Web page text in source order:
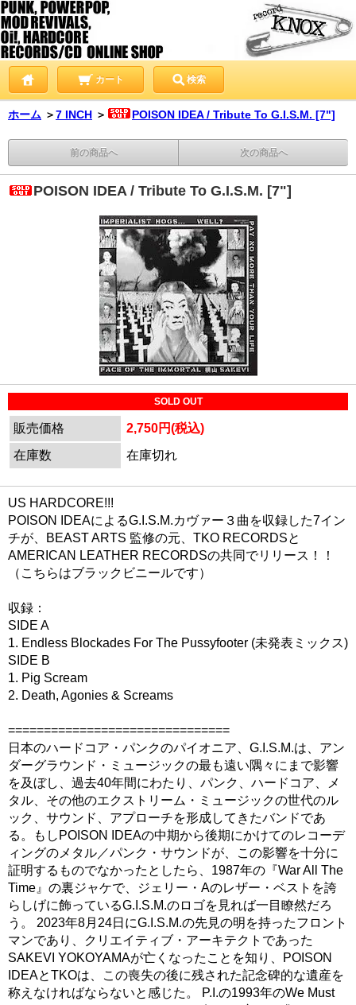
カート 検索
ホーム ＞7 INCH ＞ POISON IDEA / Tribute To G.I.S.M. [7"]
前の商品へ 次の商品へ
POISON IDEA / Tribute To G.I.S.M. [7"]
SOLD OUT
販売価格
2,750円(税込)
在庫数
在庫切れ
US HARDCORE!!!
POISON IDEAによるG.I.S.M.カヴァー３曲を収録した7イン
チが、BEAST ARTS 監修の元、TKO RECORDSと
AMERICAN LEATHER RECORDSの共同でリリース！！
（こちらはブラックビニールです）
収録：
SIDE A
1. Endless Blockades For The Pussyfooter (未発表ミックス)
SIDE B
1. Pig Scream
2. Death, Agonies & Screams
===============================
日本のハードコア・パンクのパイオニア、G.I.S.M.は、アン
ダーグラウンド・ミュージックの最も遠い隅々にまで影響
を及ぼし、過去40年間にわたり、パンク、ハードコア、メ
タル、その他のエクストリーム・ミュージックの世代のル
ック、サウンド、アプローチを形成してきたバンドであ
る。もしPOISON IDEAの中期から後期にかけてのレコーデ
ィングのメタル／パンク・サウンドが、この影響を十分に
証明するものでなかったとしたら、1987年の『War All The
Time』の裏ジャケで、ジェリー・Aのレザー・ベストを誇
らしげに飾っているG.I.S.M.のロゴを見れば一目瞭然だろ
う。 2023年8月24日にG.I.S.M.の先見の明を持ったフロント
マンであり、クリエイティブ・アーキテクトであった
SAKEVI YOKOYAMAが亡くなったことを知り、POISON
IDEAとTKOは、この喪失の後に残された記念碑的な遺産を
称えなければならないと感じた。 P.I.の1993年のWe Must